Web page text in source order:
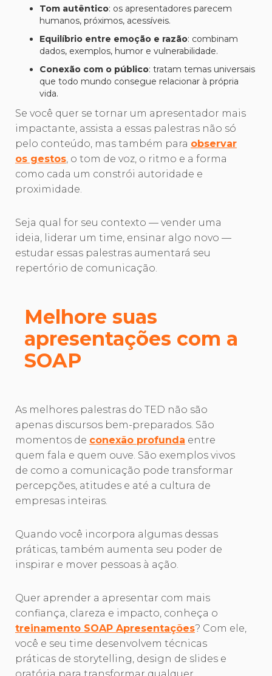
Tom autêntico: os apresentadores parecem
humanos, próximos, acessíveis.
Equilíbrio entre emoção e razão: combinam
dados, exemplos, humor e vulnerabilidade.
Conexão com o público: tratam temas universais
que todo mundo consegue relacionar à própria
vida.
Se você quer se tornar um apresentador mais
impactante, assista a essas palestras não só
pelo conteúdo, mas também para observar
os gestos, o tom de voz, o ritmo e a forma
como cada um constrói autoridade e
proximidade.
Seja qual for seu contexto — vender uma
ideia, liderar um time, ensinar algo novo —
estudar essas palestras aumentará seu
repertório de comunicação.
Melhore suas
apresentações com a
SOAP
As melhores palestras do TED não são
apenas discursos bem-preparados. São
momentos de conexão profunda entre
quem fala e quem ouve. São exemplos vivos
de como a comunicação pode transformar
percepções, atitudes e até a cultura de
empresas inteiras.
Quando você incorpora algumas dessas
práticas, também aumenta seu poder de
inspirar e mover pessoas à ação.
Quer aprender a apresentar com mais
confiança, clareza e impacto, conheça o
treinamento SOAP Apresentações? Com ele,
você e seu time desenvolvem técnicas
práticas de storytelling, design de slides e